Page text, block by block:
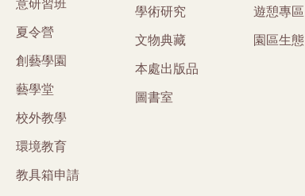
意研習班
夏令營
創藝學園
藝學堂
校外教學
環境教育
教具箱申請
學術研究
文物典藏
本處出版品
圖書室
遊憩專區
園區生態